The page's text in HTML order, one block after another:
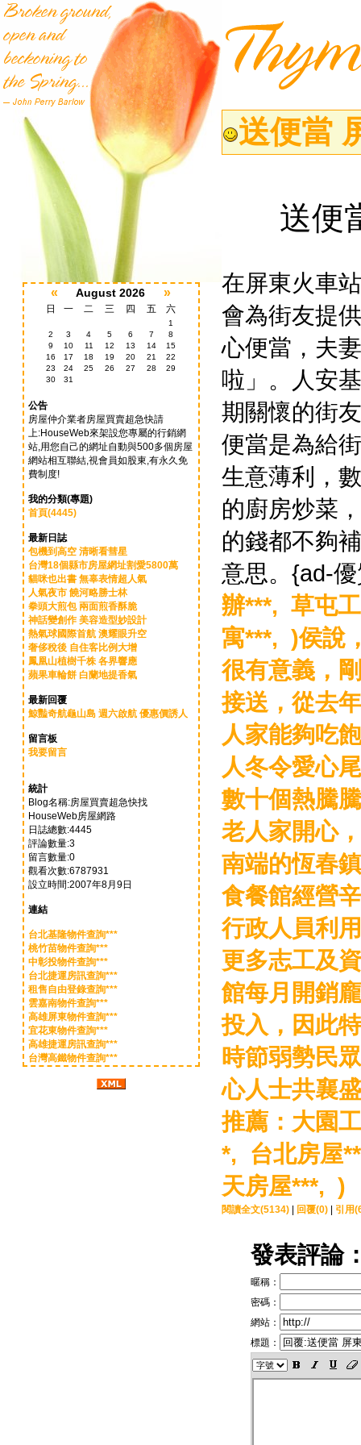
« August 2026 »
日 一 二 三 四 五 六
1
2
3 4 5 6 7
8
9
10 11 12 13 14
15
16
17 18 19 20 21
22
23
24 25 26 27 28
29
30
31
公告
房屋仲介業者房屋買賣超急快請
上:HouseWeb來架設您專屬的行銷網
站,用您自己的網址自動與500多個房屋
網站相互聯結,視會員如股東,有永久免
費制度!
我的分類(專題)
首頁(4445)
最新日誌
包機到高空 清晰看彗星
台灣18個縣市房屋網址割愛5800萬
貓咪也出書 無辜表情超人氣
人氣夜市 饒河略勝士林
拳頭大煎包 兩面煎香酥脆
神話變創作 美容造型妙設計
熱氣球國際首航 澳耀眼升空
奢侈稅後 自住客比例大增
鳳凰山植樹千株 各界響應
蘋果車輪餅 白蘭地提香氣
最新回覆
鯨豔奇航龜山島 週六啟航 優惠價誘人
留言板
我要留言
統計
Blog名稱:房屋買賣超急快找
HouseWeb房屋網路
日誌總數:4445
評論數量:3
留言數量:0
觀看次數:6787931
設立時間:2007年8月9日
連結
台北基隆物件查詢***
桃竹苗物件查詢***
中彰投物件查詢***
台北捷運房訊查詢***
租售自由登錄查詢***
雲嘉南物件查詢***
高雄屏東物件查詢***
宜花東物件查詢***
高雄捷運房訊查詢***
台灣高鐵物件查詢***
送便當
送便
在屏東火車
會為街友提
心便當，夫
啦」。人安
期關懷的街
便當是為給
生意薄利，
的廚房炒菜
的錢都不夠
意思。{ad-
辦***, 草屯
寓***, )侯說
很有意義，
接送，從去
人家能夠吃
人冬令愛心
數十個熱騰
老人家開心
南端的恆春
食餐館經營
行政人員利
更多志工及
館每月開銷
投入，因此
時節弱勢民
心人士共襄
推薦： 大園
*, 台北房屋
天房屋***, )
閱讀全文(5134) 回覆(0) 引用
發表評論
暱稱：
密碼：
網站：
標題：